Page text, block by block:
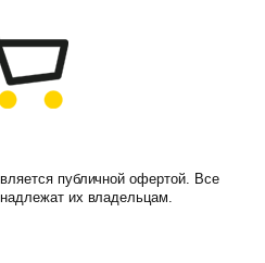
публичной офертой. Все
их владельцам.